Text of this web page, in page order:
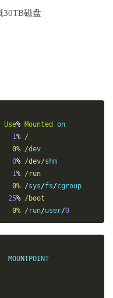
30TB磁盘
Use% Mounted
1% /
0% /dev
0% /dev/shm
1% /run
0% /sys/fs/
25% /boot
0% / run/user/0